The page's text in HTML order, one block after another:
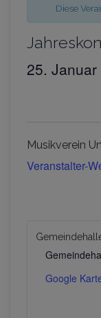
Diese
25. Januar
Musikverein
Veranstalter-
Google